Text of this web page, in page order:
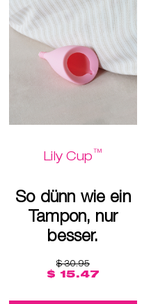
Lily Cup™
So dünn wie ein
Tampon, nur
besser.
$ 30.95
$ 15.47